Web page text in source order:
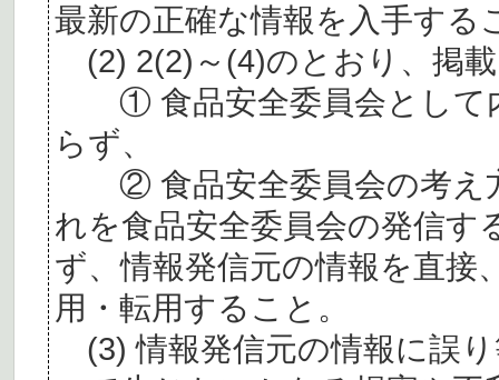
最新の正確な情報を入手する
(2) 2(2)～(4)のとおり、掲
① 食品安全委員会として
らず、
② 食品安全委員会の考え
れを食品安全委員会の発信す
ず、情報発信元の情報を直接
用・転用すること。
(3) 情報発信元の情報に誤